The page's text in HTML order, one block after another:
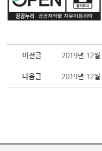
이전글
다음글 2019년 12월